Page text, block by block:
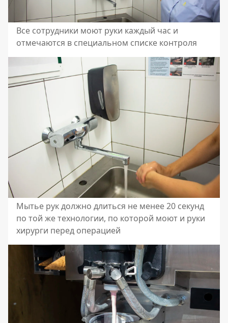
Все сотрудники моют руки каждый час и
отмечаются в специальном списке контроля
Мытье рук должно длиться не менее 20 секунд
по той же технологии, по которой моют и руки
хирурги перед операцией